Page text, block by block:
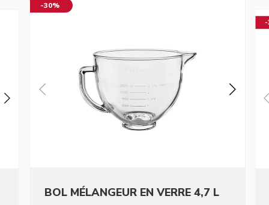
-30%
BOL MÉLANGEUR EN VERRE 4,7 L
-